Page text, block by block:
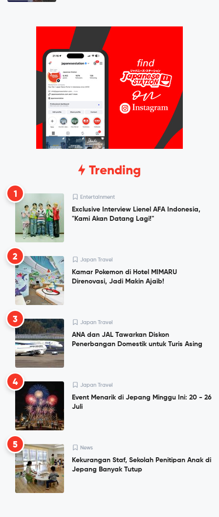
Trending
1 Entertainment
Exclusive Interview Lienel AFA Indonesia,
"Kami Akan Datang Lagi!"
2 Japan Travel
Kamar Pokemon di Hotel MIMARU
Direnovasi, Jadi Makin Ajaib!
3 Japan Travel
ANA dan JAL Tawarkan Diskon
Penerbangan Domestik untuk Turis Asing
4 Japan Travel
Event Menarik di Jepang Minggu Ini: 20 - 26
Juli
5 News
Kekurangan Staf, Sekolah Penitipan Anak di
Jepang Banyak Tutup